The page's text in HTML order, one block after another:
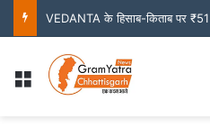
VEDANTA के हिसाब-किताब पर
Menu